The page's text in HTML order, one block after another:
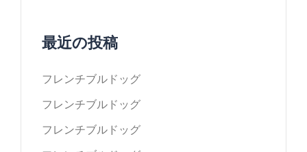
最近の投稿
フレンチブルドッグ
フレンチブルドッグ
フレンチブルドッグ